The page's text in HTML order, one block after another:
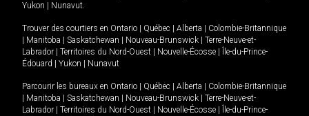
Yukon
Nunavut.
Trouver des courtiers en Ontario Québec Alberta
Colombie-Britannique
Manitoba Saskatchewan Nouveau-Brunswick
Terre-Neuve-et-
Labrador
Territoires du Nord-Ouest Nouvelle-Écosse
Île-du-Prince-
Édouard
Yukon Nunavut
Parcourir les bureaux en Ontario Québec Alberta
Colombie-Britannique
Manitoba Saskatchewan Nouveau-Brunswick
Terre-Neuve-et-
Labrador
Territoires du Nord-Ouest Nouvelle-Écosse
Île-du-Prince-